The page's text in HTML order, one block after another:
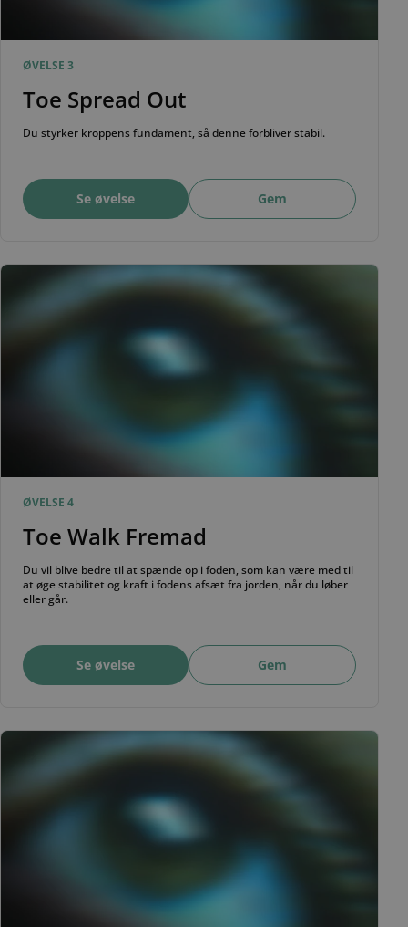
ØVELSE 3
Toe Spread Out
Du styrker kroppens fundament, så denne forbliver stabil.
Se øvelse Gem
ØVELSE 4
Toe Walk Fremad
Du vil blive bedre til at spænde op i foden, som kan være med til
at øge stabilitet og kraft i fodens afsæt fra jorden, når du løber
eller går.
Se øvelse Gem